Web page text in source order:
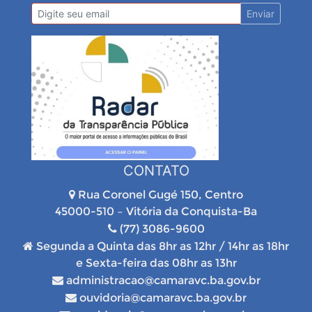
Enviar
CONTATO
Rua Coronel Gugé 150, Centro
45000-510 – Vitória da Conquista-Ba
(77) 3086-9600
Segunda a Quinta das 8hr as 12hr / 14hr as 18hr
e Sexta-feira das 08hr as 13hr
administracao@camaravc.ba.gov.br
ouvidoria@camaravc.ba.gov.br